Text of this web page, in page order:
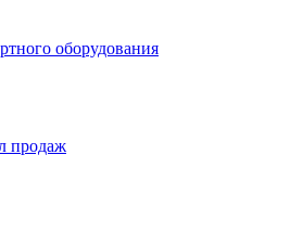
оборудования
продаж